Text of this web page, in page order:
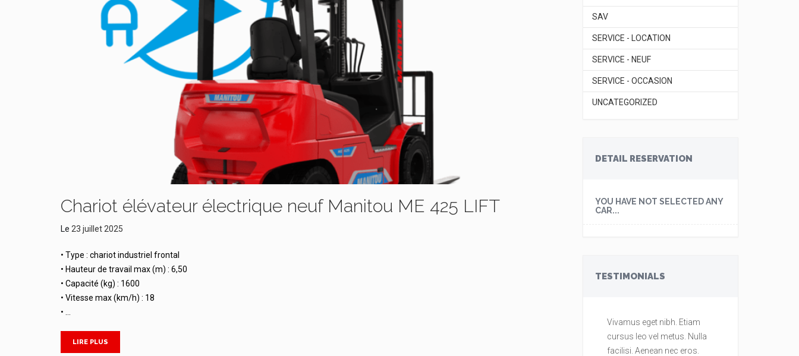
Chariot élévateur électrique neuf Manitou ME 425 LIFT
Le 23 juillet 2025
• Type : chariot industriel frontal
• Hauteur de travail max (m) : 6,50
• Capacité (kg) : 1600
• Vitesse max (km/h) : 18
• …
LIRE PLUS
SAV
SERVICE - LOCATION
SERVICE - NEUF
SERVICE - OCCASION
UNCATEGORIZED
DETAIL RESERVATION
YOU HAVE NOT SELECTED ANY
CAR...
TESTIMONIALS
Vivamus eget nibh. Etiam
cursus leo vel metus. Nulla
facilisi. Aenean nec eros.